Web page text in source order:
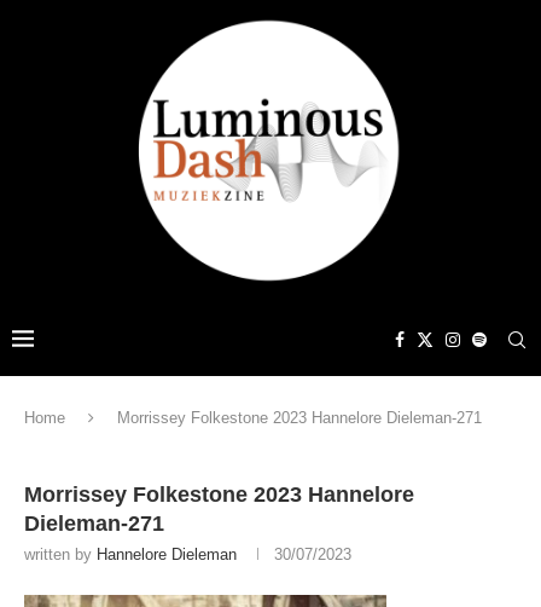
Home Morrissey Folkestone 2023 Hannelore Dieleman-271
Morrissey Folkestone 2023 Hannelore
Dieleman-271
written by Hannelore Dieleman 30/07/2023